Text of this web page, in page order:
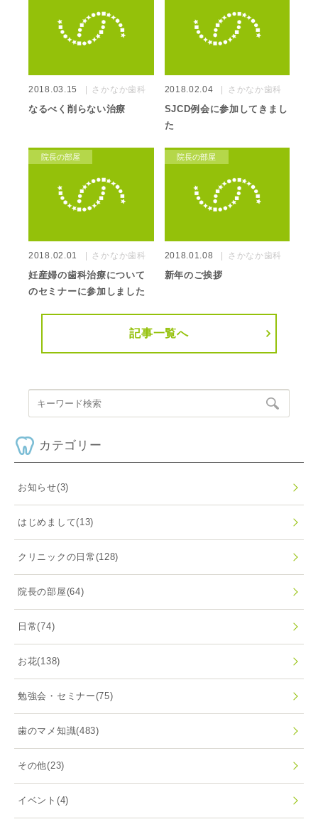
2018.03.15 さかなか歯科
なるべく削らない治療
2018.02.04 さかなか歯科
SJCD例会に参加してきまし
た
院長の部屋
2018.02.01 さかなか歯科
妊産婦の歯科治療について
のセミナーに参加しました
院長の部屋
2018.01.08 さかなか歯科
新年のご挨拶
記事一覧へ
カテゴリー
お知らせ(3)
はじめまして(13)
クリニックの日常(128)
院長の部屋(64)
日常(74)
お花(138)
勉強会・セミナー(75)
歯のマメ知識(483)
その他(23)
イベント (4)